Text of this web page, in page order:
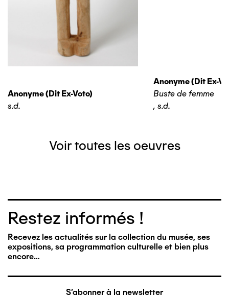
Anonyme (dit Ex-Voto)
s.d.
Anonyme (dit Ex-
Buste de femme
, s.d.
Voir toutes les oeuvres
Restez informés !
Recevez les actualités sur la collection du musée, ses
expositions, sa programmation culturelle et bien plus
encore…
S'abonner à la newsletter